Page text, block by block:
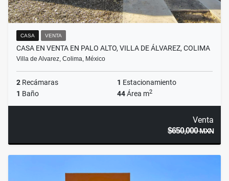
CASA VENTA
CASA EN VENTA EN PALO ALTO, VILLA DE ÁLVAREZ, COLIMA
Villa de Alvarez, Colima, México
2 Recámaras 1 Estacionamiento
1 Baño 44Área m2
Venta
$650,000MXN